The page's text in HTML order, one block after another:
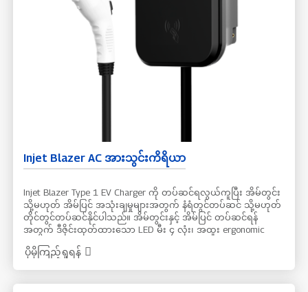
Injet Blazer AC အားသွင်းကိရိယာ
Injet Blazer Type 1 EV Charger ကို တပ်ဆင်ရလွယ်ကူပြီး အိမ်တွင်း
သို့မဟုတ် အိမ်ပြင် အသုံးချမှုများအတွက် နံရံတွင်တပ်ဆင် သို့မဟုတ်
တိုင်တွင်တပ်ဆင်နိုင်ပါသည်။ အိမ်တွင်းနှင့် အိမ်ပြင် တပ်ဆင်ရန်
အတွက် ဒီဇိုင်းထုတ်ထားသော LED မီး ၄ လုံး၊ အထူး ergonomic
ဖြင့် အကာအကွယ်အမျိုးမျိုးကို အတည်ပြုထားသည်။ OCPP နှင့်
ပိုမိုကြည့်ရှုရန်